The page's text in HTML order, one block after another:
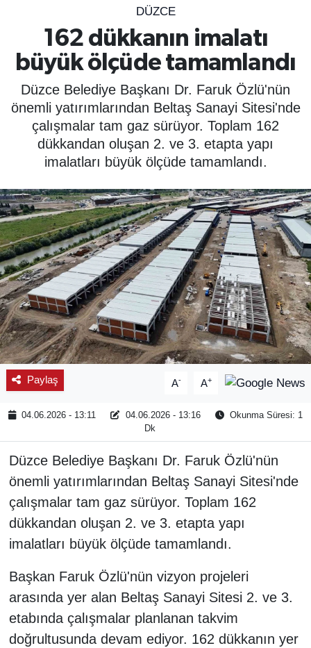
DÜZCE
162 dükkanın imalatı
büyük ölçüde tamamlandı
Düzce Belediye Başkanı Dr. Faruk Özlü'nün
önemli yatırımlarından Beltaş Sanayi Sitesi'nde
çalışmalar tam gaz sürüyor. Toplam 162
dükkandan oluşan 2. ve 3. etapta yapı
imalatları büyük ölçüde tamamlandı.
Paylaş A- A+
04.06.2026 - 13:11 04.06.2026 - 13:16
Okunma Süresi: 1
Dk
Düzce Belediye Başkanı Dr. Faruk Özlü'nün
önemli yatırımlarından Beltaş Sanayi Sitesi'nde
çalışmalar tam gaz sürüyor. Toplam 162
dükkandan oluşan 2. ve 3. etapta yapı
imalatları büyük ölçüde tamamlandı.
Başkan Faruk Özlü'nün vizyon projeleri
arasında yer alan Beltaş Sanayi Sitesi 2. ve 3.
etabında çalışmalar planlanan takvim
doğrultusunda devam ediyor. 162 dükkanın yer
ÇEVRE
YAŞAM
BİLİM - TEKNOLOJİ
KADIN
KÜLTÜR SANAT
MAGAZİN